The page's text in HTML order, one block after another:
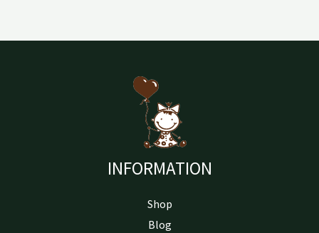
INFORMATION
Shop
Blog